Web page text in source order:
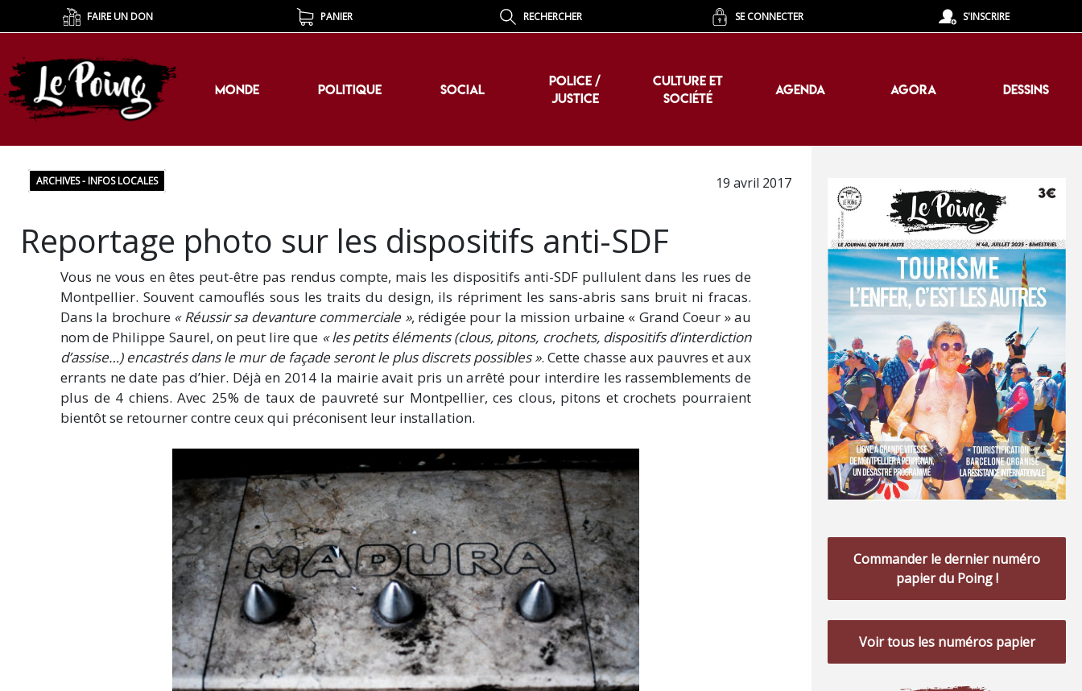
FAIRE UN DON PANIER RECHERCHER SE CONNECTER S'INSCRIRE
MONDE POLITIQUE SOCIAL
POLICE /
JUSTICE
CULTURE ET
SOCIÉTÉ
AGENDA AGORA DESSINS
MONDE POLITIQUE SOCIAL
POLICE /
JUSTICE
CULTURE ET
SOCIÉTÉ
AGENDA AGORA DESSINS
ARCHIVES - INFOS LOCALES 19 avril 2017
Reportage photo sur les dispositifs anti-SDF
Vous ne vous en êtes peut-être pas rendus compte, mais les dispositifs anti-SDF pullulent dans les rues de
Montpellier. Souvent camouflés sous les traits du design, ils répriment les sans-abris sans bruit ni fracas.
Dans la brochure « Réussir sa devanture commerciale », rédigée pour la mission urbaine « Grand Coeur » au
nom de Philippe Saurel, on peut lire que « les petits éléments (clous, pitons, crochets, dispositifs d’interdiction
d’assise…) encastrés dans le mur de façade seront le plus discrets possibles ». Cette chasse aux pauvres et aux
errants ne date pas d’hier. Déjà en 2014 la mairie avait pris un arrêté pour interdire les rassemblements de
plus de 4 chiens. Avec 25% de taux de pauvreté sur Montpellier, ces clous, pitons et crochets pourraient
bientôt se retourner contre ceux qui préconisent leur installation.
Commander le dernier numéro
papier du Poing !
Voir tous les numéros papier